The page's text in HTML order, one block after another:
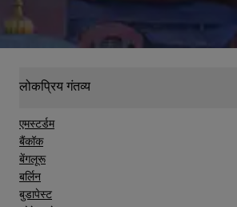
लोकप्रिय गंतव्य
एमस्टर्डम
बैंकॉक
बेंगलूरू
बर्लिन
बुडापेस्ट